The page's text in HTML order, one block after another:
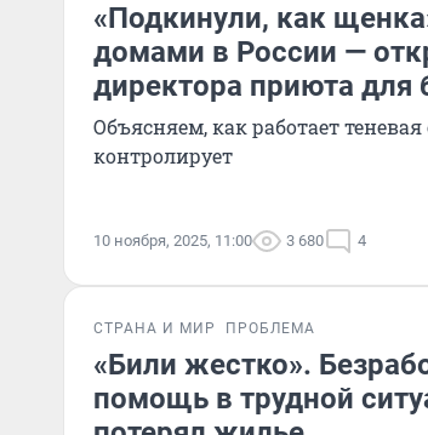
«Подкинули, как
домами в России —
директора приюта для
Объясняем, как работает
контролирует
10 ноября, 2025, 11:00 3 680 4
СТРАНА И МИР ПРОБЛЕМА
«Били жестко».
помощь в трудной